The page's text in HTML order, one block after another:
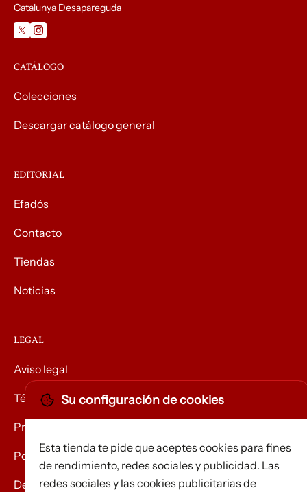
Catalunya Desapareguda
CATÁLOGO
Colecciones
Descargar catálogo general
EDITORIAL
Efadós
Contacto
Tiendas
Noticias
LEGAL
Aviso legal
Términos y condiciones
Privacidad
Política de Cookies
Devolución de mercancías
Su configuración de cookies
Esta tienda te pide que aceptes cookies para fines
de rendimiento, redes sociales y publicidad. Las
redes sociales y las cookies publicitarias de